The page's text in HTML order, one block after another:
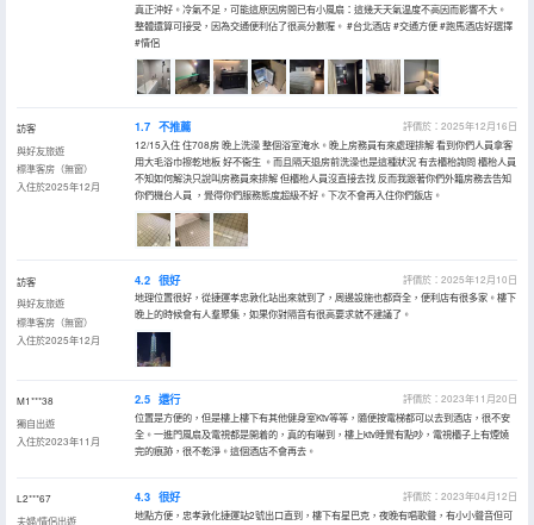
真正沖好。冷氣不足，可能這原因房間已有小風扇：這幾天天氣温度不高因而影響不大。
整體還算可接受，因為交通便利佔了很高分數喔。 #台北酒店 #交通方便 #跑馬酒店好選擇
#情侶
訪客
與好友旅遊
標準客房（無窗）
入住於2025年12月
1.7 不推薦
評價於：2025年12月16日
12/15入住 住708房 晚上洗澡 整個浴室淹水。晚上房務員有來處理排解 看到你們人員拿客
用大毛浴巾擦乾地板 好不衞生 。而且隔天退房前洗澡也是這種狀況 有去櫃枱詢問 櫃枱人員
不知如何解決只說叫房務員來排解 但櫃枱人員沒直接去找 反而我跟著你們外籍房務去告知
你們機台人員 ，覺得你們服務態度超級不好。下次不會再入住你們飯店。
訪客
與好友旅遊
標準客房（無窗）
入住於2025年12月
4.2 很好
評價於：2025年12月10日
地理位置很好，從捷運孝忠敦化站出來就到了，周邊設施也都齊全，便利店有很多家。樓下
晚上的時候會有人羣聚集，如果你對隔音有很高要求就不建議了。
M1***38
獨自出遊
入住於2023年11月
2.5 還行
評價於：2023年11月20日
位置是方便的，但是樓上樓下有其他健身室Ktv等等，隨便按電梯都可以去到酒店，很不安
全。一進門風扇及電視都是開着的，真的有嚇到，樓上ktv睡覺有點吵，電視櫃子上有煙燒
完的痕跡，很不乾淨。這個酒店不會再去。
L2***67
夫婦/情侶出遊
4.3 很好
評價於：2023年04月12日
地點方便，忠孝敦化捷運站2號出口直到，樓下有星巴克，夜晚有唱歌聲，有小小聲音但可